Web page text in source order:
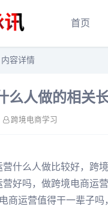
首页
内容详情
么人做的相关
跨境电商学习
营什么人做比较好，跨
营好吗，做跨境电商运
商运营值得干一辈子